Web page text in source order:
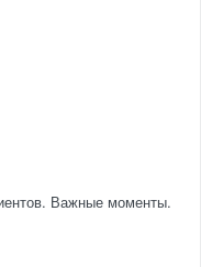
Важные моменты.